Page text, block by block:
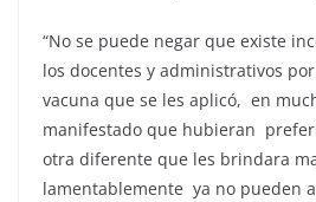
“No se puede negar que existe
los docentes y administrativos
vacuna que se les aplicó, en
manifestado que hubieran
otra diferente que les brindara
lamentablemente ya no pueden